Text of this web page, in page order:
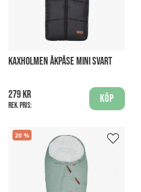
KAXHOLMEN ÅKPÅSE MINI SVART
279 kr
Rek. pris:
Köp
20